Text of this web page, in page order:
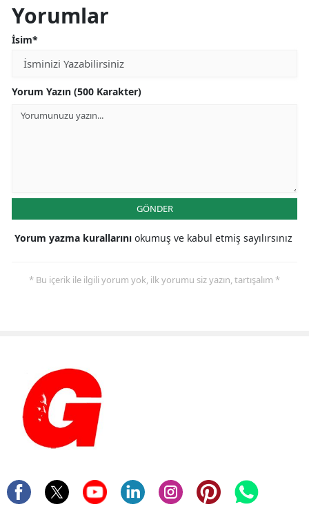
Yorumlar
İsim*
Yorum Yazın (500 Karakter)
GÖNDER
Yorum yazma kurallarını okumuş ve kabul etmiş sayılırsınız
* Bu içerik ile ilgili yorum yok, ilk yorumu siz yazın, tartışalım *